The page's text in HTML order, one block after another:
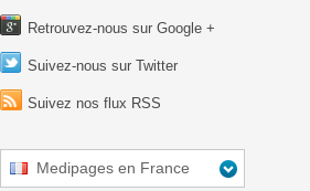
Retrouvez-nous sur Google +
Suivez-nous sur Twitter
Suivez nos flux RSS
Medipages en France